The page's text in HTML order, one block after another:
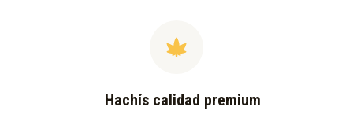
Hachís calidad premium